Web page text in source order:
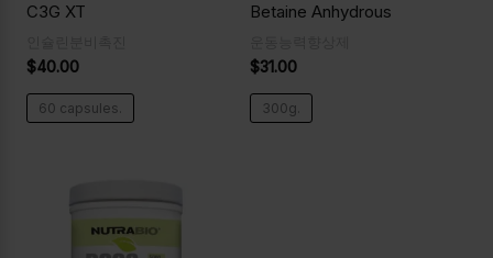
C3G XT
$40.00
60 capsules.
Betaine Anhydrous
$31.00
300g.